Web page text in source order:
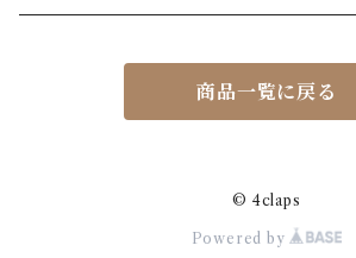
Spain / スペイン
くつ・帽子・Bag
商品一覧に戻る
© 4claps
Powered by